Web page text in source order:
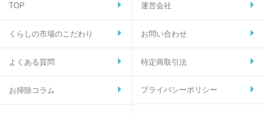
TOP
くらしの市場のこだわり
よくある質問
お掃除コラム
運営会社
お問い合わせ
特定商取引法
プライバシーポリシー